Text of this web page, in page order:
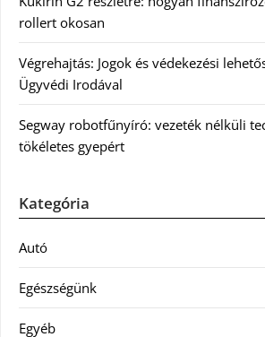
rollert okosan
Végrehajtás: Jogok és védekezési
Ügyvédi Irodával
Segway robotfűnyíró: vezeték nélküli
tökéletes gyepért
Kategória
Autó
Egészségünk
Egyéb